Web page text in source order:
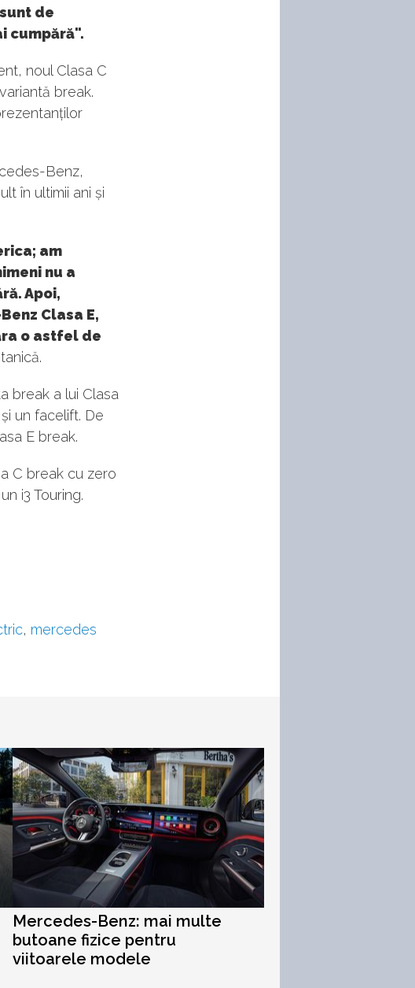
de
cumpără".
noul Clasa C
break.
Benz,
în ultimii ani și
am
nu a
Apoi,
Clasa E,
o astfel de
break a lui Clasa
un facelift. De
E break.
C break cu zero
i3 Touring.
, mercedes
Mercedes-Benz: mai multe
butoane fizice pentru
viitoarele modele